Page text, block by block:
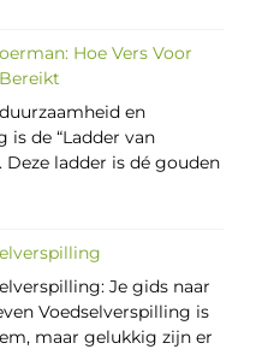
Hoe Vers Voor
en
is de “Ladder van
ladder is dé gouden
Je gids naar
Voedselverspilling is
maar gelukkig zijn er